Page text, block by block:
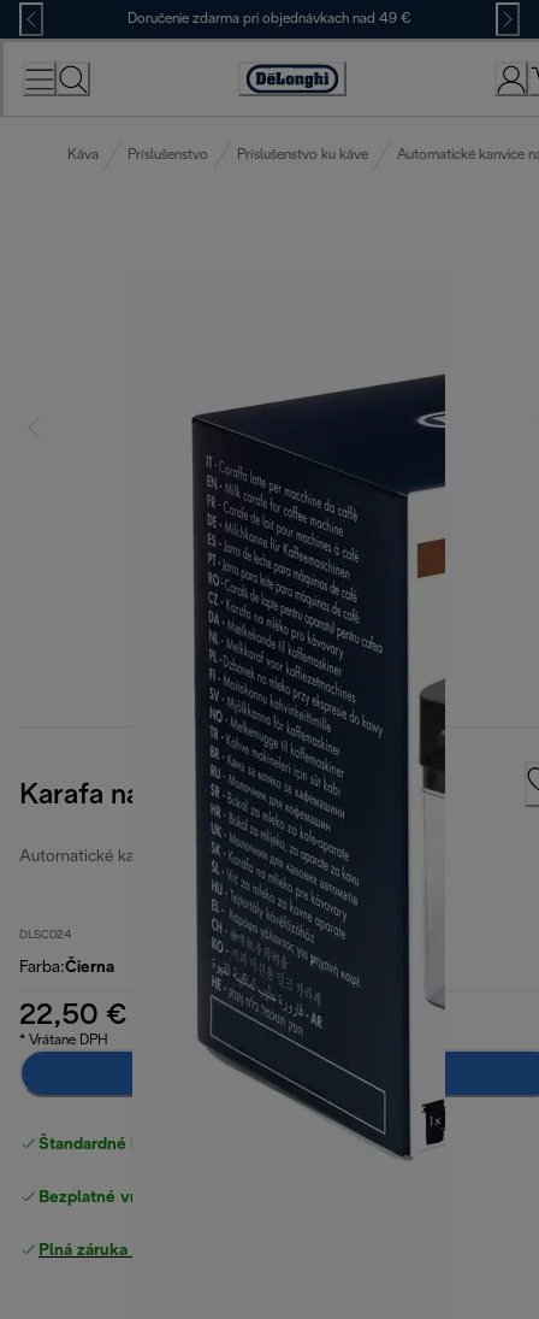
Skip
to
Content
Doručenie zdarma pri objednávkach nad 49 €
Accessibility
Káva Príslušenstvo Príslušenstvo ku káve Automatické kanvice
Karafa na mlieko
Automatické kanvice na mlieko
DLSC024
Farba:Čierna
22,50 €
* Vrátane DPH
Pridať do košíka
Štandardné bezplatné doručenie
Bezplatné vrátenie tovaru
Plná záruka výrobcu